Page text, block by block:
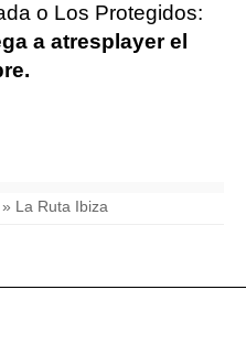
o Los Protegidos:
a atresplayer el
» La Ruta Ibiza